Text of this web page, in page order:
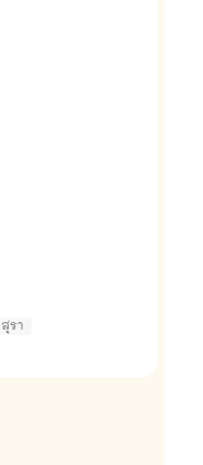
สุรา